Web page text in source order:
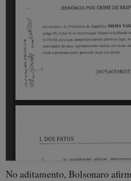
No aditamento, Bolsonaro